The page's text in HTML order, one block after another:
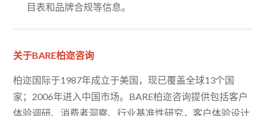
目表和品牌合规等信息。
关于BARE柏迩咨询
柏迩国际于1987年成立于美国，现已覆盖全球13个国
家；2006年进入中国市场。BARE柏迩咨询提供包括客户
体验调研、消费者洞察、行业基准性研究，客户体验设计